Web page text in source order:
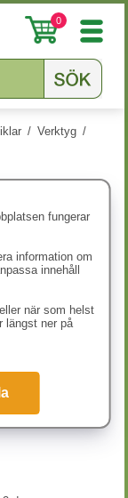
0
/ Verktyg /
fungerar
information om
innehåll
när som helst
längst ner på